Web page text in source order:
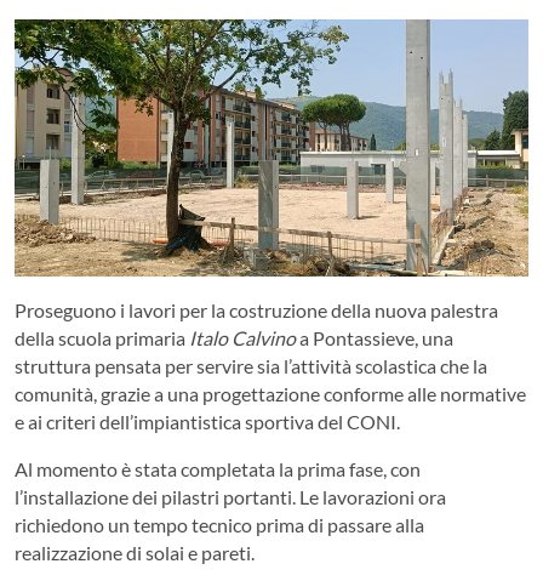
Proseguono i lavori per la costruzione della nuova palestra
della scuola primaria Italo Calvinoa Pontassieve, una
struttura pensata per servire sia l’attività scolastica che la
comunità, grazie a una progettazione conforme alle normative
e ai criteri dell’impiantistica sportiva del CONI.
Al momento è stata completata la prima fase, con
l’installazione dei pilastri portanti. Le lavorazioni ora
richiedono un tempo tecnico prima di passare alla
realizzazione di solai e pareti.